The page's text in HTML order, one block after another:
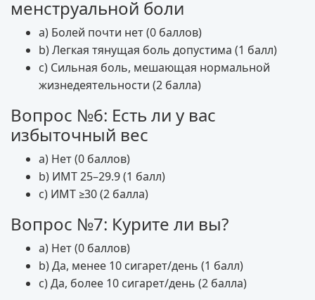
менструальной боли
a) Болей почти нет (0 баллов)
b) Легкая тянущая боль допустима (1 балл)
c) Сильная боль, мешающая нормальной
жизнедеятельности (2 балла)
Вопрос №6: Есть ли у вас
избыточный вес
a) Нет (0 баллов)
b) ИМТ 25–29.9 (1 балл)
c) ИМТ ≥30 (2 балла)
Вопрос №7: Курите ли вы?
a) Нет (0 баллов)
b) Да, менее 10 сигарет/день (1 балл)
c) Да, более 10 сигарет/день (2 балла)